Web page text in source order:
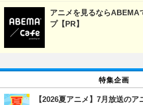
アニメを見るならABEMA
プ【PR】
特集企画
【2026夏アニメ】7月放送の